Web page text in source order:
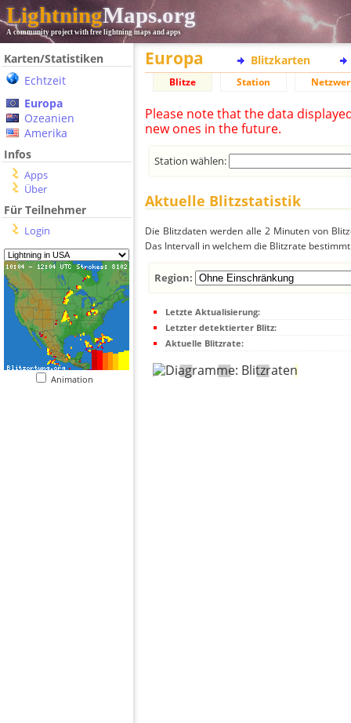
LightningMaps.org
A community project with free lightning maps and apps
Karten/Statistiken
Echtzeit
Europa
Ozeanien
Amerika
Infos
Apps
Über
Für Teilnehmer
Login
Animation
Europa Blitzkarten
Blitze Station
Please note that the data
new ones in the future.
Station wählen:
Aktuelle Blitzstatistik
Die Blitzdaten werden alle 2 Minuten von
Das Intervall in welchem die Blitzrate
Region:
Letzte Aktualisierung:
Letzter detektierter Blitz:
Aktuelle Blitzrate: